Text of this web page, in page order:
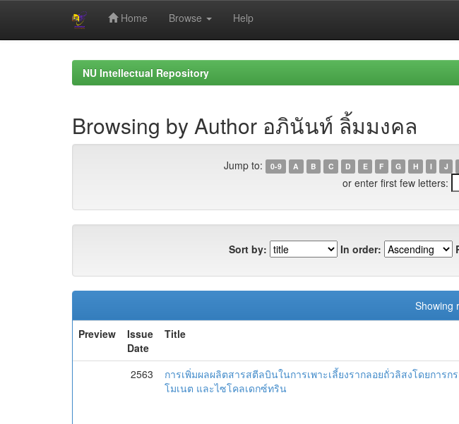
Home Browse Help
NU Intellectual Repository
Browsing by Author อภินันท์ ลิ้มมงคล
Jump to: 0-9 A B C D E F G H I J
or enter first few letters:
Sort by: In order:
Showing
Preview
Issue
Date
Title
2563
การเพิ่มผลผลิตสารสตีลบินในการเพาะเลี้ยงรากลอยถั่วลิสงโดยการ
โมเนต และไซโคลเดกซ์ทริน